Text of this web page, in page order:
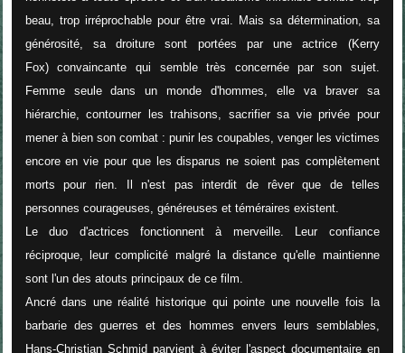
beau, trop irréprochable pour être vrai. Mais sa détermination, sa
générosité, sa droiture sont portées par une actrice (Kerry
Fox) convaincante qui semble très concernée par son sujet.
Femme seule dans un monde d'hommes, elle va braver sa
hiérarchie, contourner les trahisons, sacrifier sa vie privée pour
mener à bien son combat : punir les coupables, venger les victimes
encore en vie pour que les disparus ne soient pas complètement
morts pour rien. Il n'est pas interdit de rêver que de telles
personnes courageuses, généreuses et téméraires existent.
Le duo d'actrices fonctionnent à merveille. Leur confiance
réciproque, leur complicité malgré la distance qu'elle maintienne
sont l'un des atouts principaux de ce film.
Ancré dans une réalité historique qui pointe une nouvelle fois la
barbarie des guerres et des hommes envers leurs semblables,
Hans-Christian Schmid parvient à éviter l'aspect documentaire en